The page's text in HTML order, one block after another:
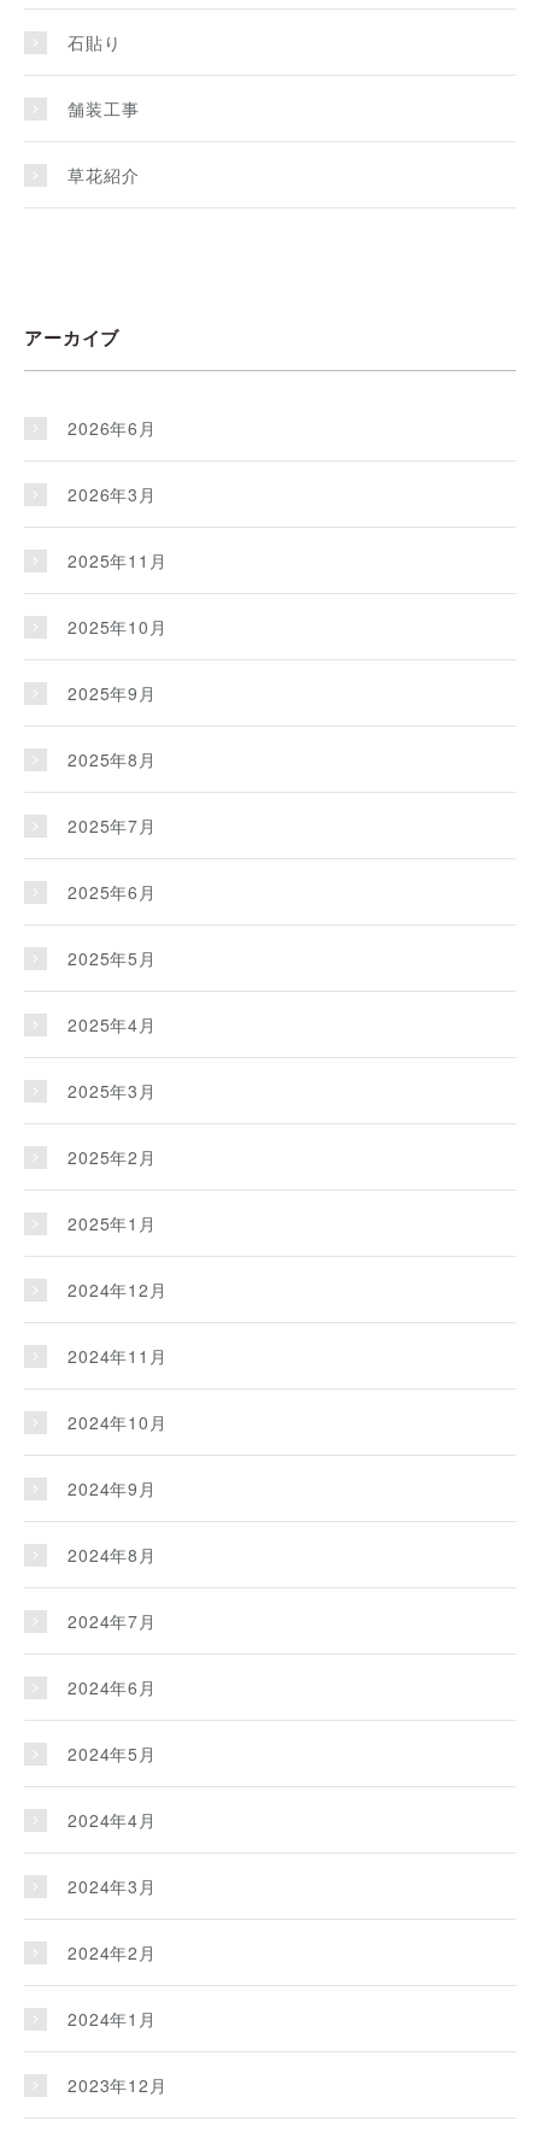
石貼り
舗装工事
草花紹介
アーカイブ
2026年6月
2026年3月
2025年11月
2025年10月
2025年9月
2025年8月
2025年7月
2025年6月
2025年5月
2025年4月
2025年3月
2025年2月
2025年1月
2024年12月
2024年11月
2024年10月
2024年9月
2024年8月
2024年7月
2024年6月
2024年5月
2024年4月
2024年3月
2024年2月
2024年1月
2023年12月